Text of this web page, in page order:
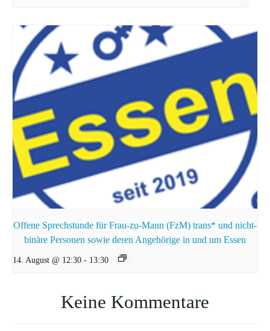
Offene Sprechstunde für Frau-zu-Mann (FzM) trans* und nicht-
binäre Personen sowie deren Angehörige in und um Essen
14. August @ 12:30 - 13:30
Keine Kommentare